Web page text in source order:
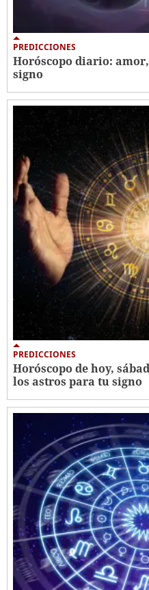
PREDICCIONES
Horóscopo diario:
signo
PREDICCIONES
Horóscopo de hoy,
los astros para tu signo